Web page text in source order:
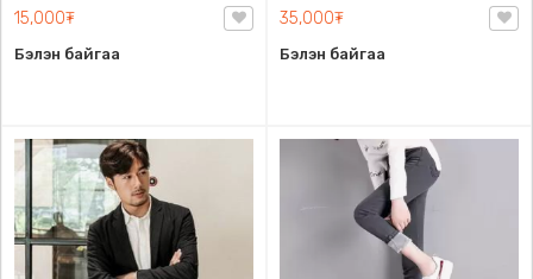
15,000₮
Бэлэн байгаа
35,000₮
Бэлэн байгаа